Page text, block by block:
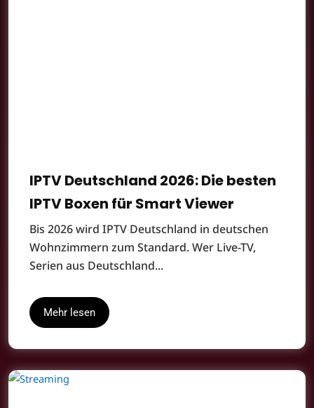
IPTV Deutschland 2026: Die besten
IPTV Boxen für Smart Viewer
Bis 2026 wird IPTV Deutschland in deutschen
Wohnzimmern zum Standard. Wer Live-TV,
Serien aus Deutschland...
Mehr lesen